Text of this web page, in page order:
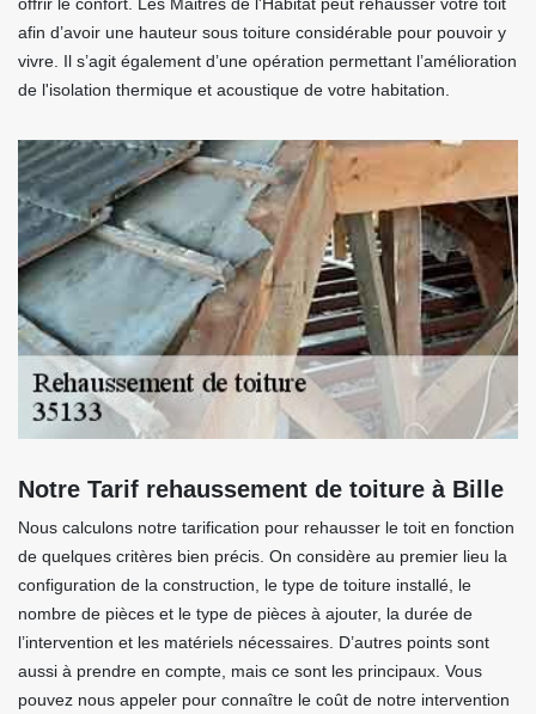
afin d’avoir une hauteur sous toiture considérable pour pouvoir y
vivre. Il s’agit également d’une opération permettant l’amélioration
de l'isolation thermique et acoustique de votre habitation.
Notre Tarif rehaussement de toiture à Bille
Nous calculons notre tarification pour rehausser le toit en fonction
de quelques critères bien précis. On considère au premier lieu la
configuration de la construction, le type de toiture installé, le
nombre de pièces et le type de pièces à ajouter, la durée de
l’intervention et les matériels nécessaires. D’autres points sont
aussi à prendre en compte, mais ce sont les principaux. Vous
pouvez nous appeler pour connaître le coût de notre intervention